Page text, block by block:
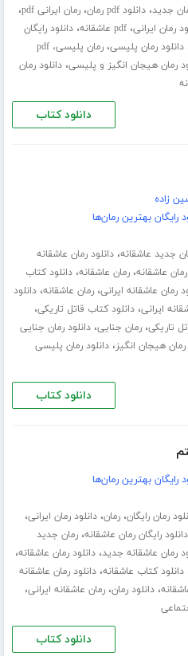
جدید،دانلود pdf رمان ،رمان ایرانی pdf ،
رمان ایرانی،pdf عاشقانه ،دانلود رایگان
دانلود رمان پلیسی،
رمان پلیسی، pdf
رمان هیجان انگیز و پلیسی،دانلود رمان
دانلود کتاب
زاده
رایگان بهترین رمان‌ها
جدید عاشقانه،دانلود رمان عاشقانه
رمان عاشقانه،رمان عاشقانه،دانلود کتاب
رمان عاشقانه ایرانی،رمان عاشقانه،دانلود
ایرانی،دانلود کتاب قاتل تاریکی،
تاریکی،رمان جنایی،دانلود رمان جنایی
رمان هیجان انگیز،دانلود رمان پلیسی
دانلود کتاب
رایگان بهترین رمان‌ها
رمان رایگان،رمان،دانلود رمان ایرانی،
دانلود رایگان رمان عاشقانه،رمان جدید
رمان عاشقانه جدید،دانلود رمان عاشقانه،
دانلود کتاب عاشقانه،دانلود رمان عاشقانه
،دانلود رمان،رمان عاشقانه ایرانی،
دانلود کتاب